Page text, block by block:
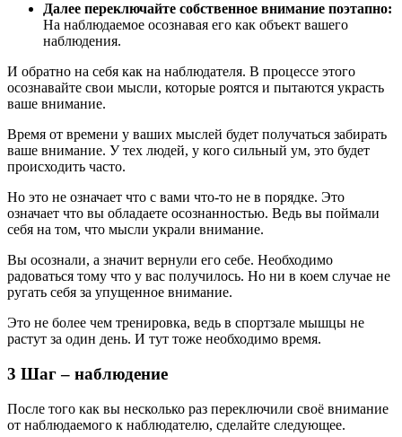
Далее переключайте собственное внимание поэтапно:
На наблюдаемое осознавая его как объект вашего
наблюдения.
И обратно на себя как на наблюдателя. В процессе этого
осознавайте свои мысли, которые роятся и пытаются украсть
ваше внимание.
Время от времени у ваших мыслей будет получаться забирать
ваше внимание. У тех людей, у кого сильный ум, это будет
происходить часто.
Но это не означает что с вами что-то не в порядке. Это
означает что вы обладаете осознанностью. Ведь вы поймали
себя на том, что мысли украли внимание.
Вы осознали, а значит вернули его себе. Необходимо
радоваться тому что у вас получилось. Но ни в коем случае не
ругать себя за упущенное внимание.
Это не более чем тренировка, ведь в спортзале мышцы не
растут за один день. И тут тоже необходимо время.
3 Шаг – наблюдение
После того как вы несколько раз переключили своё внимание
от наблюдаемого к наблюдателю, сделайте следующее.